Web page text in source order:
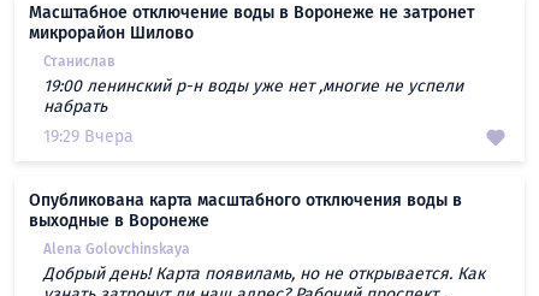
Масштабное отключение воды в Воронеже не затронет
микрорайон Шилово
Станислав
19:00 ленинский р-н воды уже нет ,многие не успели
набрать
19:29 Вчера
Опубликована карта масштабного отключения воды в
выходные в Воронеже
Alena Golovchinskaya
Добрый день! Карта появиламь, но не открывается. Как